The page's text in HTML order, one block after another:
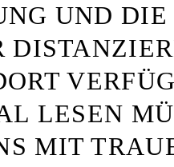
UND
LESEN
MIT